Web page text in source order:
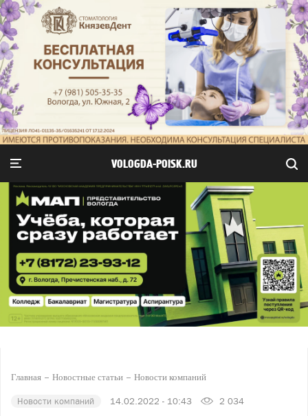
VOLOGDA-POISK.RU
Главная Новостные статьи Новости компаний
Новости компаний 14.02.2022 - 10:43 2 034